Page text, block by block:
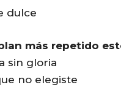
dulce
más repetido
sin gloria
no elegiste